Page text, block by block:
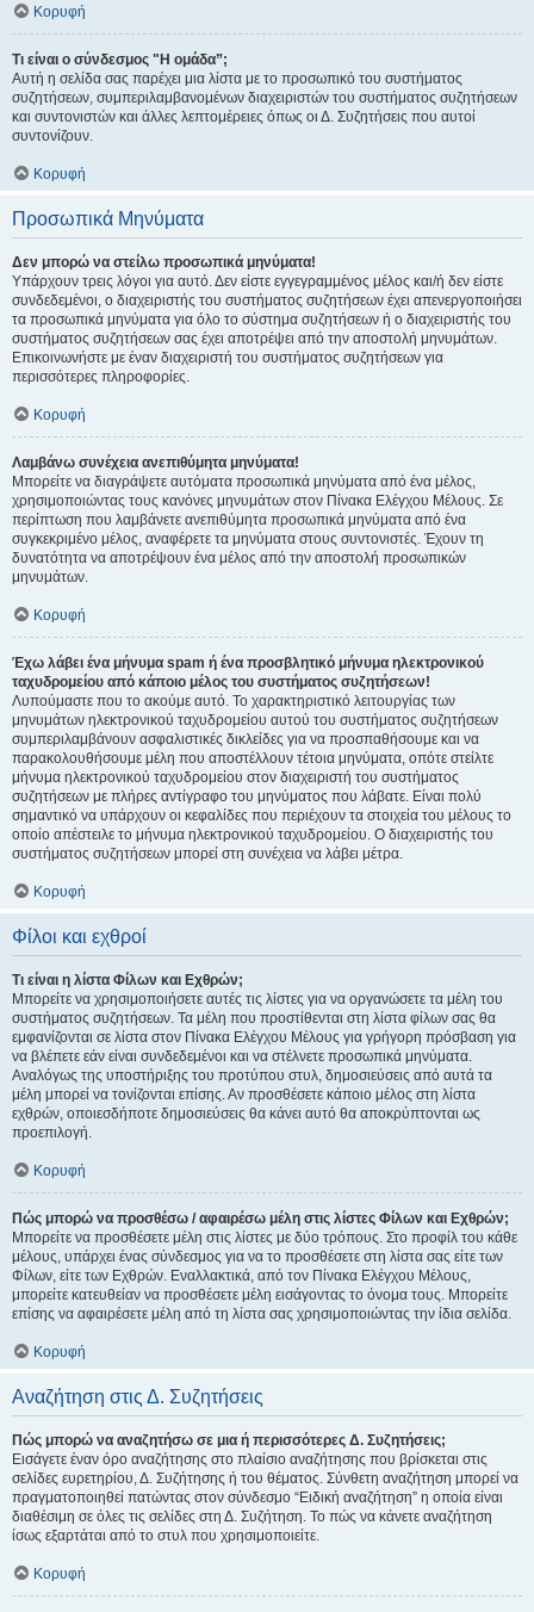
Κορυφή
Τι είναι ο σύνδεσμος "Η ομάδα”;
Αυτή η σελίδα σας παρέχει μια λίστα με το προσωπικό του συστήματος
συζητήσεων, συμπεριλαμβανομένων διαχειριστών του συστήματος συζητήσεων
και συντονιστών και άλλες λεπτομέρειες όπως οι Δ. Συζητήσεις που αυτοί
συντονίζουν.
Κορυφή
Προσωπικά Μηνύματα
Δεν μπορώ να στείλω προσωπικά μηνύματα!
Υπάρχουν τρεις λόγοι για αυτό. Δεν είστε εγγεγραμμένος μέλος και/ή δεν είστε
συνδεδεμένοι, ο διαχειριστής του συστήματος συζητήσεων έχει απενεργοποιήσει
τα προσωπικά μηνύματα για όλο το σύστημα συζητήσεων ή ο διαχειριστής του
συστήματος συζητήσεων σας έχει αποτρέψει από την αποστολή μηνυμάτων.
Επικοινωνήστε με έναν διαχειριστή του συστήματος συζητήσεων για
περισσότερες πληροφορίες.
Κορυφή
Λαμβάνω συνέχεια ανεπιθύμητα μηνύματα!
Μπορείτε να διαγράψετε αυτόματα προσωπικά μηνύματα από ένα μέλος,
χρησιμοποιώντας τους κανόνες μηνυμάτων στον Πίνακα Ελέγχου Μέλους. Σε
περίπτωση που λαμβάνετε ανεπιθύμητα προσωπικά μηνύματα από ένα
συγκεκριμένο μέλος, αναφέρετε τα μηνύματα στους συντονιστές. Έχουν τη
δυνατότητα να αποτρέψουν ένα μέλος από την αποστολή προσωπικών
μηνυμάτων.
Κορυφή
Έχω λάβει ένα μήνυμα spam ή ένα προσβλητικό μήνυμα ηλεκτρονικού
ταχυδρομείου από κάποιο μέλος του συστήματος συζητήσεων!
Λυπούμαστε που το ακούμε αυτό. Το χαρακτηριστικό λειτουργίας των
μηνυμάτων ηλεκτρονικού ταχυδρομείου αυτού του συστήματος συζητήσεων
συμπεριλαμβάνουν ασφαλιστικές δικλείδες για να προσπαθήσουμε και να
παρακολουθήσουμε μέλη που αποστέλλουν τέτοια μηνύματα, οπότε στείλτε
μήνυμα ηλεκτρονικού ταχυδρομείου στον διαχειριστή του συστήματος
συζητήσεων με πλήρες αντίγραφο του μηνύματος που λάβατε. Είναι πολύ
σημαντικό να υπάρχουν οι κεφαλίδες που περιέχουν τα στοιχεία του μέλους το
οποίο απέστειλε το μήνυμα ηλεκτρονικού ταχυδρομείου. Ο διαχειριστής του
συστήματος συζητήσεων μπορεί στη συνέχεια να λάβει μέτρα.
Κορυφή
Φίλοι και εχθροί
Τι είναι η λίστα Φίλων και Εχθρών;
Μπορείτε να χρησιμοποιήσετε αυτές τις λίστες για να οργανώσετε τα μέλη του
συστήματος συζητήσεων. Τα μέλη που προστίθενται στη λίστα φίλων σας θα
εμφανίζονται σε λίστα στον Πίνακα Ελέγχου Μέλους για γρήγορη πρόσβαση για
να βλέπετε εάν είναι συνδεδεμένοι και να στέλνετε προσωπικά μηνύματα.
Αναλόγως της υποστήριξης του προτύπου στυλ, δημοσιεύσεις από αυτά τα
μέλη μπορεί να τονίζονται επίσης. Αν προσθέσετε κάποιο μέλος στη λίστα
εχθρών, οποιεσδήποτε δημοσιεύσεις θα κάνει αυτό θα αποκρύπτονται ως
προεπιλογή.
Κορυφή
Πώς μπορώ να προσθέσω / αφαιρέσω μέλη στις λίστες Φίλων και Εχθρών;
Μπορείτε να προσθέσετε μέλη στις λίστες με δύο τρόπους. Στο προφίλ του κάθε
μέλους, υπάρχει ένας σύνδεσμος για να το προσθέσετε στη λίστα σας είτε των
Φίλων, είτε των Εχθρών. Εναλλακτικά, από τον Πίνακα Ελέγχου Μέλους,
μπορείτε κατευθείαν να προσθέσετε μέλη εισάγοντας το όνομα τους. Μπορείτε
επίσης να αφαιρέσετε μέλη από τη λίστα σας χρησιμοποιώντας την ίδια σελίδα.
Κορυφή
Αναζήτηση στις Δ. Συζητήσεις
Πώς μπορώ να αναζητήσω σε μια ή περισσότερες Δ. Συζητήσεις;
Εισάγετε έναν όρο αναζήτησης στο πλαίσιο αναζήτησης που βρίσκεται στις
σελίδες ευρετηρίου, Δ. Συζήτησης ή του θέματος. Σύνθετη αναζήτηση μπορεί να
πραγματοποιηθεί πατώντας στον σύνδεσμο “Ειδική αναζήτηση” η οποία είναι
διαθέσιμη σε όλες τις σελίδες στη Δ. Συζήτηση. Το πώς να κάνετε αναζήτηση
ίσως εξαρτάται από το στυλ που χρησιμοποιείτε.
Κορυφή